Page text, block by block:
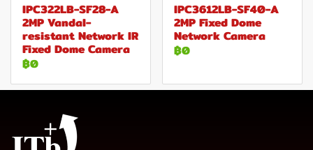
IPC322LB-SF28-A
2MP Vandal-
resistant Network IR
Fixed Dome Camera
฿0
IPC3612LB-SF40-A
2MP Fixed Dome
Network Camera
฿0